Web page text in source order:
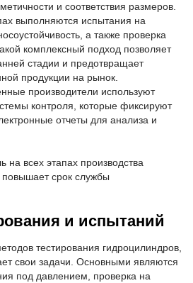
и соответствия размеров.
выполняются испытания на
а также проверка
комплексный подход позволяет
стадии и предотвращает
продукции на рынок.
производители используют
контроля, которые фиксируют
отчеты для анализа и
на всех этапах производства
срок службы
и испытаний
тестирования гидроцилиндров,
свои задачи. Основными являются
под давлением, проверка на